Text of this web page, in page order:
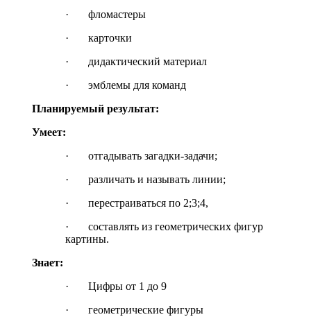
· фломастеры
· карточки
· дидактический материал
· эмблемы для команд
Планируемый результат:
Умеет:
· отгадывать загадки-задачи;
· различать и называть линии;
· перестраиваться по 2;3;4,
· составлять из геометрических фигур
картины.
Знает:
· Цифры от 1 до 9
· геометрические фигуры